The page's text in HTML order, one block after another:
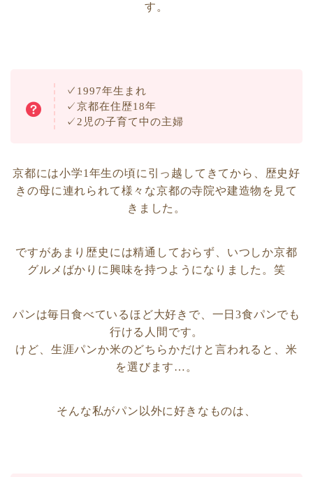
す。
✓ 1997年生まれ
✓京都在住歴18年
✓2児の子育て中の主婦
京都には小学1年生の頃に引っ越してきてから、歴史好
きの母に連れられて様々な京都の寺院や建造物を見て
きました。
ですがあまり歴史には精通しておらず、いつしか京都
グルメばかりに興味を持つようになりました。笑
パンは毎日食べているほど大好きで、一日3食パンでも
行ける人間です。
けど、生涯パンか米のどちらかだけと言われると、米
を選びます…。
そんな私がパン以外に好きなものは、